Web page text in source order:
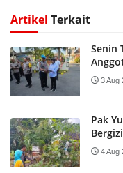
Artikel Terkait
Senin
3 Aug
Pak
4 Aug